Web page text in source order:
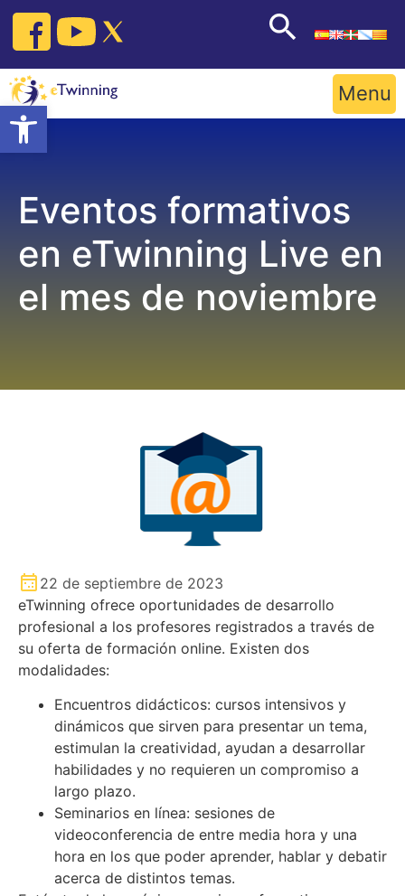
Open toolbar
Skip
content
Menu
Eventos formativos
en eTwinning Live en
el mes de noviembre
22 de septiembre de 2023
eTwinning ofrece oportunidades de desarrollo
profesional a los profesores registrados a través de
su oferta de formación online. Existen dos
modalidades:
Encuentros didácticos: cursos intensivos y
dinámicos que sirven para presentar un tema,
estimulan la creatividad, ayudan a desarrollar
habilidades y no requieren un compromiso a
largo plazo.
Seminarios en línea: sesiones de
videoconferencia de entre media hora y una
hora en los que poder aprender, hablar y debatir
acerca de distintos temas.